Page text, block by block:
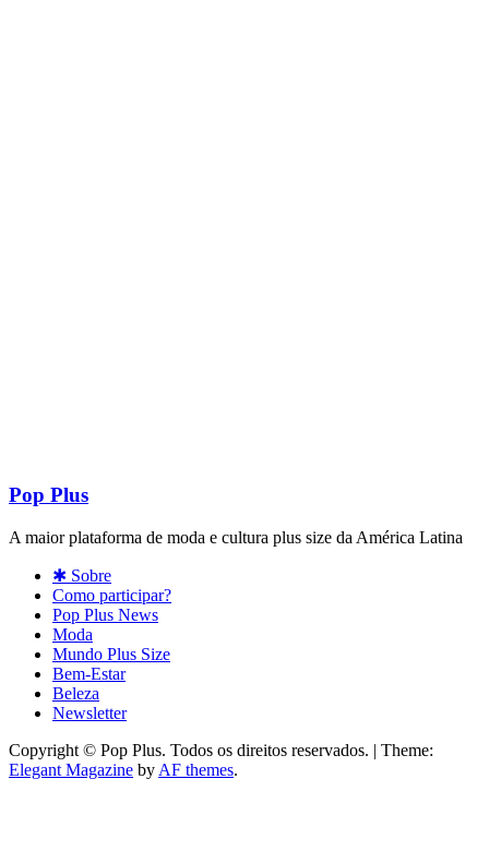
Pop Plus
A maior plataforma de moda e cultura plus size da América Latina
✱ Sobre
Como participar?
Pop Plus News
Moda
Mundo Plus Size
Bem-Estar
Beleza
Newsletter
Copyright © Pop Plus. Todos os direitos reservados. | Theme:
Elegant Magazine by AF themes.